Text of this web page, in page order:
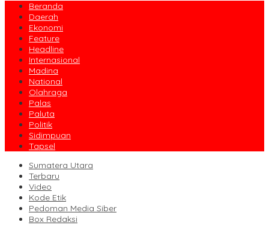
Beranda
Daerah
Ekonomi
Feature
Headline
Internasional
Madina
National
Olahraga
Palas
Paluta
Politik
Sidimpuan
Tapsel
Sumatera Utara
Terbaru
Video
Kode Etik
Pedoman Media Siber
Box Redaksi